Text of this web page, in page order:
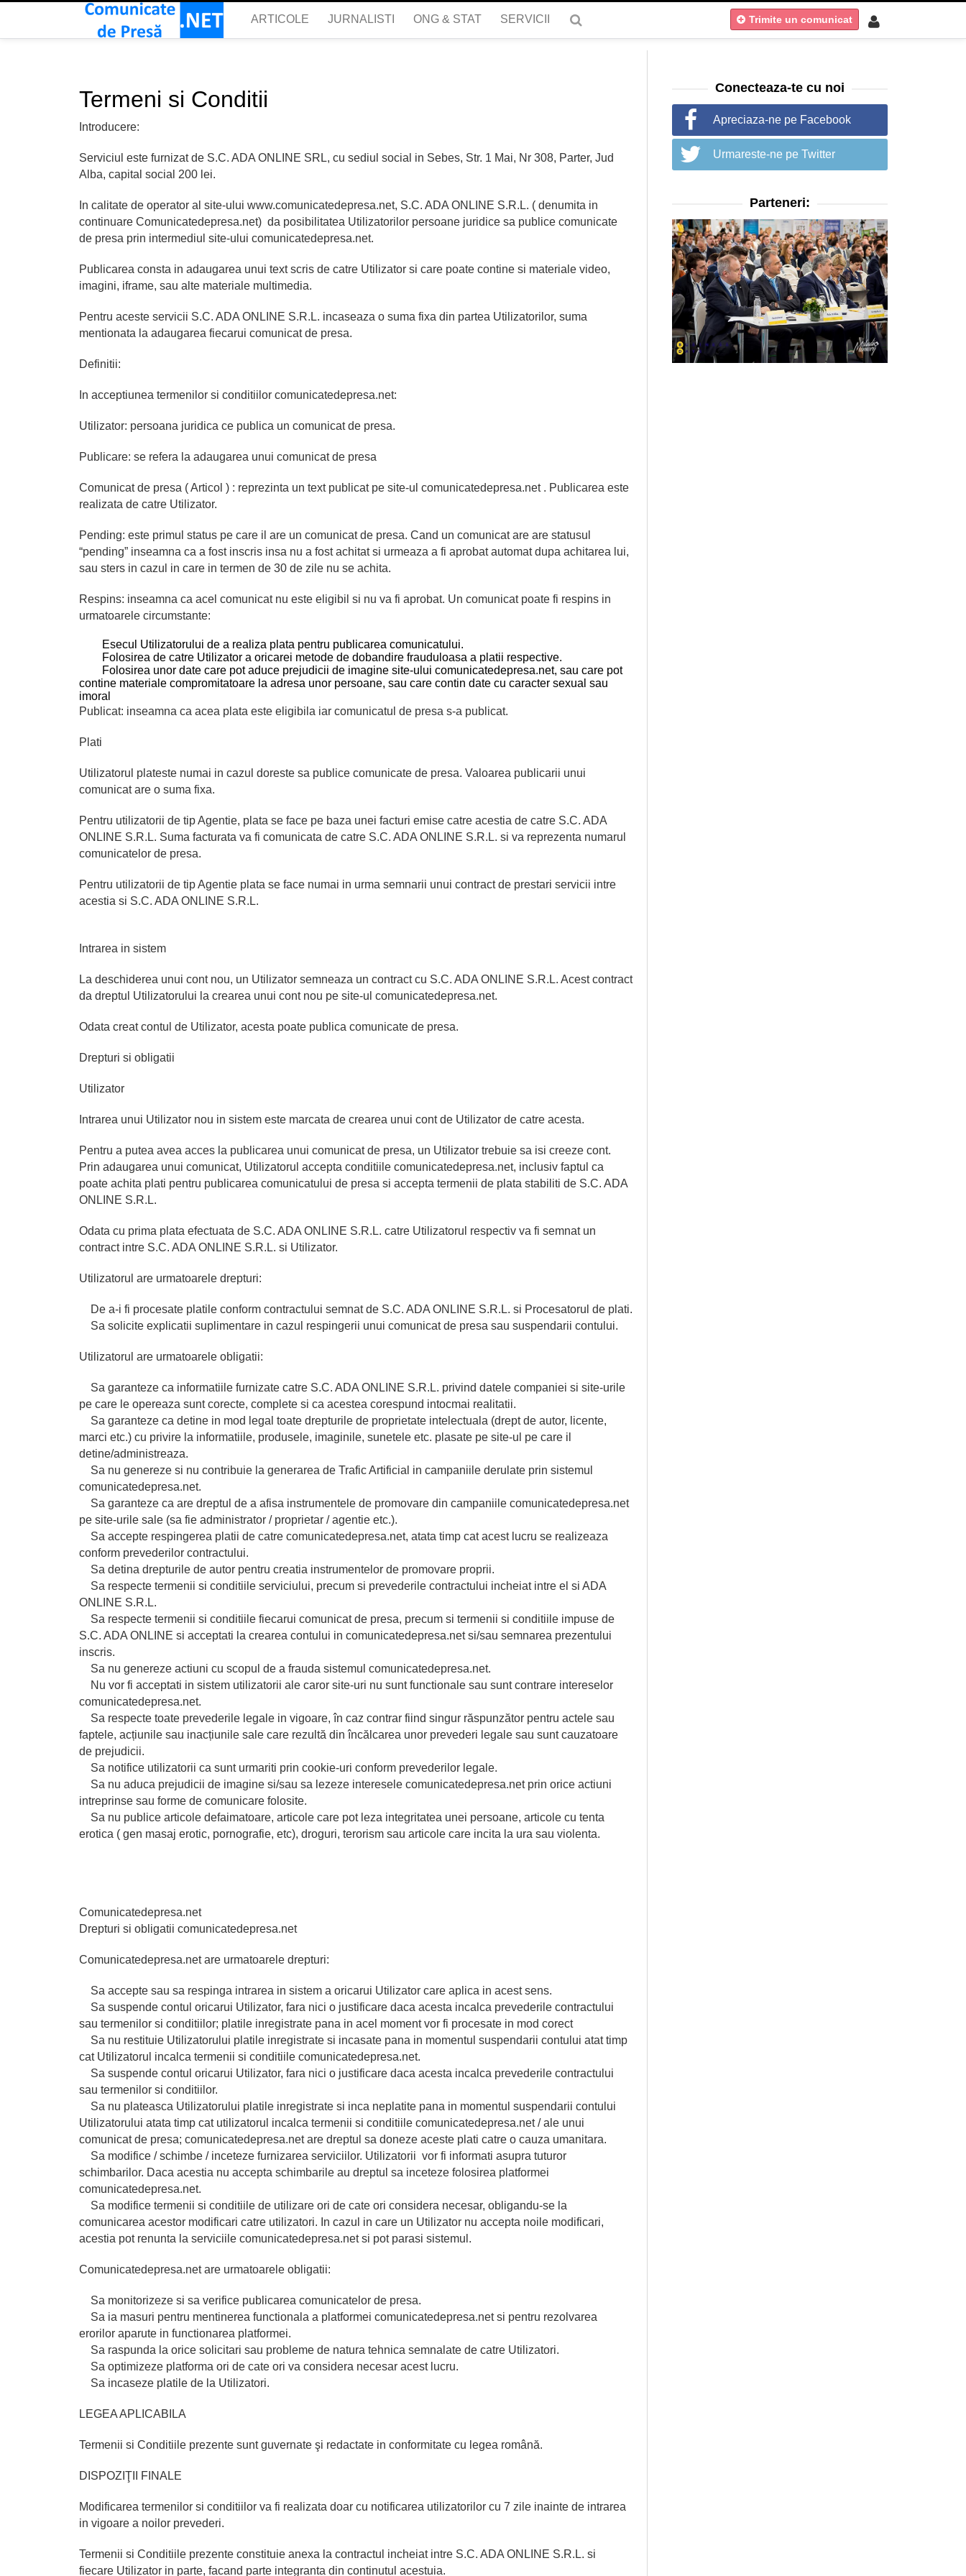
ARTICOLE JURNALISTI ONG & STAT SERVICII Trimite un comunicat
Termeni si Conditii
Introducere:
Serviciul este furnizat de S.C. ADA ONLINE SRL, cu sediul social in Sebes, Str. 1 Mai, Nr 308, Parter, Jud
Alba, capital social 200 lei.
In calitate de operator al site-ului www.comunicatedepresa.net, S.C. ADA ONLINE S.R.L. ( denumita in
continuare Comunicatedepresa.net) da posibilitatea Utilizatorilor persoane juridice sa publice comunicate
de presa prin intermediul site-ului comunicatedepresa.net.
Publicarea consta in adaugarea unui text scris de catre Utilizator si care poate contine si materiale video,
imagini, iframe, sau alte materiale multimedia.
Pentru aceste servicii S.C. ADA ONLINE S.R.L. incaseaza o suma fixa din partea Utilizatorilor, suma
mentionata la adaugarea fiecarui comunicat de presa.
Definitii:
In acceptiunea termenilor si conditiilor comunicatedepresa.net:
Utilizator: persoana juridica ce publica un comunicat de presa.
Publicare: se refera la adaugarea unui comunicat de presa
Comunicat de presa ( Articol ) : reprezinta un text publicat pe site-ul comunicatedepresa.net . Publicarea este
realizata de catre Utilizator.
Pending: este primul status pe care il are un comunicat de presa. Cand un comunicat are are statusul
“pending” inseamna ca a fost inscris insa nu a fost achitat si urmeaza a fi aprobat automat dupa achitarea lui,
sau sters in cazul in care in termen de 30 de zile nu se achita.
Respins: inseamna ca acel comunicat nu este eligibil si nu va fi aprobat. Un comunicat poate fi respins in
urmatoarele circumstante:
Esecul Utilizatorului de a realiza plata pentru publicarea comunicatului.
Folosirea de catre Utilizator a oricarei metode de dobandire frauduloasa a platii respective.
Folosirea unor date care pot aduce prejudicii de imagine site-ului comunicatedepresa.net, sau care pot
contine materiale compromitatoare la adresa unor persoane, sau care contin date cu caracter sexual sau
imoral
Publicat: inseamna ca acea plata este eligibila iar comunicatul de presa s-a publicat.
Plati
Utilizatorul plateste numai in cazul doreste sa publice comunicate de presa. Valoarea publicarii unui
comunicat are o suma fixa.
Pentru utilizatorii de tip Agentie, plata se face pe baza unei facturi emise catre acestia de catre S.C. ADA
ONLINE S.R.L. Suma facturata va fi comunicata de catre S.C. ADA ONLINE S.R.L. si va reprezenta numarul
comunicatelor de presa.
Pentru utilizatorii de tip Agentie plata se face numai in urma semnarii unui contract de prestari servicii intre
acestia si S.C. ADA ONLINE S.R.L.
Intrarea in sistem
La deschiderea unui cont nou, un Utilizator semneaza un contract cu S.C. ADA ONLINE S.R.L. Acest contract
da dreptul Utilizatorului la crearea unui cont nou pe site-ul comunicatedepresa.net.
Odata creat contul de Utilizator, acesta poate publica comunicate de presa.
Drepturi si obligatii
Utilizator
Intrarea unui Utilizator nou in sistem este marcata de crearea unui cont de Utilizator de catre acesta.
Pentru a putea avea acces la publicarea unui comunicat de presa, un Utilizator trebuie sa isi creeze cont.
Prin adaugarea unui comunicat, Utilizatorul accepta conditiile comunicatedepresa.net, inclusiv faptul ca
poate achita plati pentru publicarea comunicatului de presa si accepta termenii de plata stabiliti de S.C. ADA
ONLINE S.R.L.
Odata cu prima plata efectuata de S.C. ADA ONLINE S.R.L. catre Utilizatorul respectiv va fi semnat un
contract intre S.C. ADA ONLINE S.R.L. si Utilizator.
Utilizatorul are urmatoarele drepturi:
De a-i fi procesate platile conform contractului semnat de S.C. ADA ONLINE S.R.L. si Procesatorul de plati.
Sa solicite explicatii suplimentare in cazul respingerii unui comunicat de presa sau suspendarii contului.
Utilizatorul are urmatoarele obligatii:
Sa garanteze ca informatiile furnizate catre S.C. ADA ONLINE S.R.L. privind datele companiei si site-urile
pe care le opereaza sunt corecte, complete si ca acestea corespund intocmai realitatii.
Sa garanteze ca detine in mod legal toate drepturile de proprietate intelectuala (drept de autor, licente,
marci etc.) cu privire la informatiile, produsele, imaginile, sunetele etc. plasate pe site-ul pe care il
detine/administreaza.
Sa nu genereze si nu contribuie la generarea de Trafic Artificial in campaniile derulate prin sistemul
comunicatedepresa.net.
Sa garanteze ca are dreptul de a afisa instrumentele de promovare din campaniile comunicatedepresa.net
pe site-urile sale (sa fie administrator / proprietar / agentie etc.).
Sa accepte respingerea platii de catre comunicatedepresa.net, atata timp cat acest lucru se realizeaza
conform prevederilor contractului.
Sa detina drepturile de autor pentru creatia instrumentelor de promovare proprii.
Sa respecte termenii si conditiile serviciului, precum si prevederile contractului incheiat intre el si ADA
ONLINE S.R.L.
Sa respecte termenii si conditiile fiecarui comunicat de presa, precum si termenii si conditiile impuse de
S.C. ADA ONLINE si acceptati la crearea contului in comunicatedepresa.net si/sau semnarea prezentului
inscris.
Sa nu genereze actiuni cu scopul de a frauda sistemul comunicatedepresa.net.
Nu vor fi acceptati in sistem utilizatorii ale caror site-uri nu sunt functionale sau sunt contrare intereselor
comunicatedepresa.net.
Sa respecte toate prevederile legale in vigoare, în caz contrar fiind singur răspunzător pentru actele sau
faptele, acțiunile sau inacțiunile sale care rezultă din încălcarea unor prevederi legale sau sunt cauzatoare
de prejudicii.
Sa notifice utilizatorii ca sunt urmariti prin cookie-uri conform prevederilor legale.
Sa nu aduca prejudicii de imagine si/sau sa lezeze interesele comunicatedepresa.net prin orice actiuni
intreprinse sau forme de comunicare folosite.
Sa nu publice articole defaimatoare, articole care pot leza integritatea unei persoane, articole cu tenta
erotica ( gen masaj erotic, pornografie, etc), droguri, terorism sau articole care incita la ura sau violenta.
Comunicatedepresa.net
Drepturi si obligatii comunicatedepresa.net
Comunicatedepresa.net are urmatoarele drepturi:
Sa accepte sau sa respinga intrarea in sistem a oricarui Utilizator care aplica in acest sens.
Sa suspende contul oricarui Utilizator, fara nici o justificare daca acesta incalca prevederile contractului
sau termenilor si conditiilor; platile inregistrate pana in acel moment vor fi procesate in mod corect
Sa nu restituie Utilizatorului platile inregistrate si incasate pana in momentul suspendarii contului atat timp
cat Utilizatorul incalca termenii si conditiile comunicatedepresa.net.
Sa suspende contul oricarui Utilizator, fara nici o justificare daca acesta incalca prevederile contractului
sau termenilor si conditiilor.
Sa nu plateasca Utilizatorului platile inregistrate si inca neplatite pana in momentul suspendarii contului
Utilizatorului atata timp cat utilizatorul incalca termenii si conditiile comunicatedepresa.net / ale unui
comunicat de presa; comunicatedepresa.net are dreptul sa doneze aceste plati catre o cauza umanitara.
Sa modifice / schimbe / inceteze furnizarea serviciilor. Utilizatorii vor fi informati asupra tuturor
schimbarilor. Daca acestia nu accepta schimbarile au dreptul sa inceteze folosirea platformei
comunicatedepresa.net.
Sa modifice termenii si conditiile de utilizare ori de cate ori considera necesar, obligandu-se la
comunicarea acestor modificari catre utilizatori. In cazul in care un Utilizator nu accepta noile modificari,
acestia pot renunta la serviciile comunicatedepresa.net si pot parasi sistemul.
Comunicatedepresa.net are urmatoarele obligatii:
Sa monitorizeze si sa verifice publicarea comunicatelor de presa.
Sa ia masuri pentru mentinerea functionala a platformei comunicatedepresa.net si pentru rezolvarea
erorilor aparute in functionarea platformei.
Sa raspunda la orice solicitari sau probleme de natura tehnica semnalate de catre Utilizatori.
Sa optimizeze platforma ori de cate ori va considera necesar acest lucru.
Sa incaseze platile de la Utilizatori.
LEGEA APLICABILA
Termenii si Conditiile prezente sunt guvernate şi redactate in conformitate cu legea română.
DISPOZIŢII FINALE
Modificarea termenilor si conditiilor va fi realizata doar cu notificarea utilizatorilor cu 7 zile inainte de intrarea
in vigoare a noilor prevederi.
Termenii si Conditiile prezente constituie anexa la contractul incheiat intre S.C. ADA ONLINE S.R.L. si
fiecare Utilizator in parte, facand parte integranta din continutul acestuia.
Conecteaza-te cu noi
Apreciaza-ne pe Facebook
Urmareste-ne pe Twitter
Parteneri: